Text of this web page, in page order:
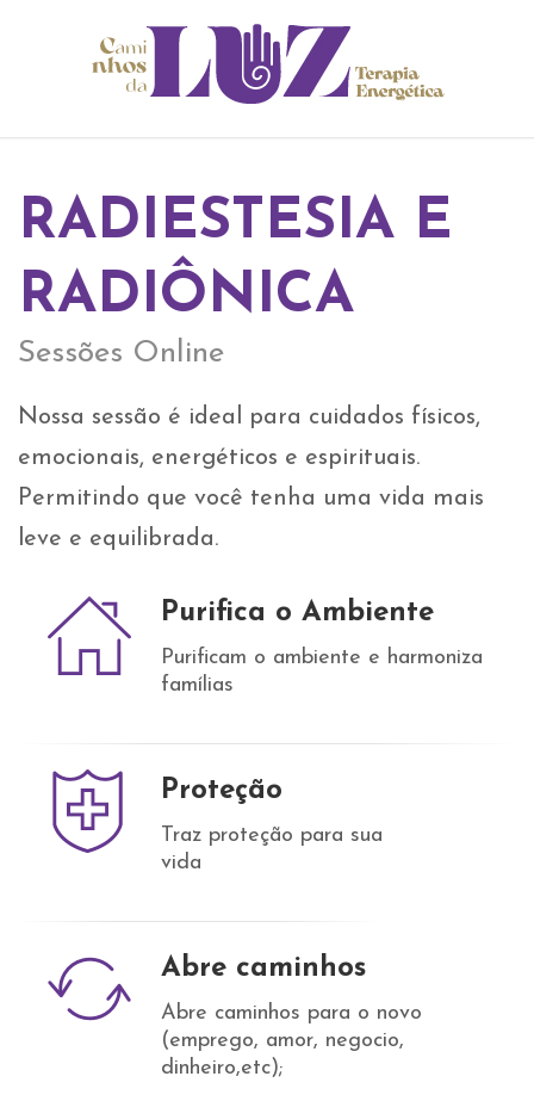
RADIESTESIA E
RADIÔNICA
Sessões Online
Nossa sessão é ideal para cuidados físicos,
emocionais, energéticos e espirituais.
Permitindo que você tenha uma vida mais
leve e equilibrada.
Purifica o Ambiente
Purificam o ambiente e harmoniza
famílias
Proteção
Traz proteção para sua
vida
Abre caminhos
Abre caminhos para o novo
(emprego, amor, negocio,
dinheiro,etc);